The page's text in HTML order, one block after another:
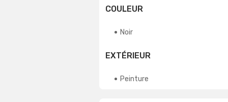
COULEUR
Noir
EXTÉRIEUR
Peinture